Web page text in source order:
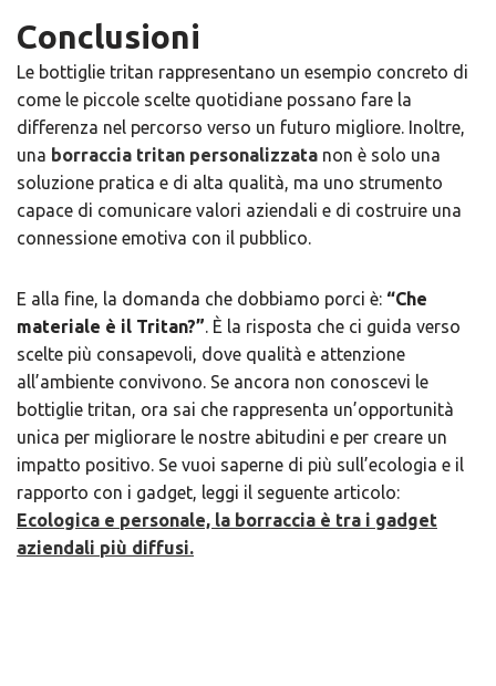
Conclusioni
Le bottiglie tritan rappresentano un esempio concreto di
come le piccole scelte quotidiane possano fare la
differenza nel percorso verso un futuro migliore. Inoltre,
una borraccia tritan personalizzata non è solo una
soluzione pratica e di alta qualità, ma uno strumento
capace di comunicare valori aziendali e di costruire una
connessione emotiva con il pubblico.
E alla fine, la domanda che dobbiamo porci è: “Che
materiale è il Tritan?”. È la risposta che ci guida verso
scelte più consapevoli, dove qualità e attenzione
all’ambiente convivono. Se ancora non conoscevi le
bottiglie tritan, ora sai che rappresenta un’opportunità
unica per migliorare le nostre abitudini e per creare un
impatto positivo. Se vuoi saperne di più sull’ecologia e il
rapporto con i gadget, leggi il seguente articolo:
Ecologica e personale, la borraccia è tra i gadget
aziendali più diffusi.